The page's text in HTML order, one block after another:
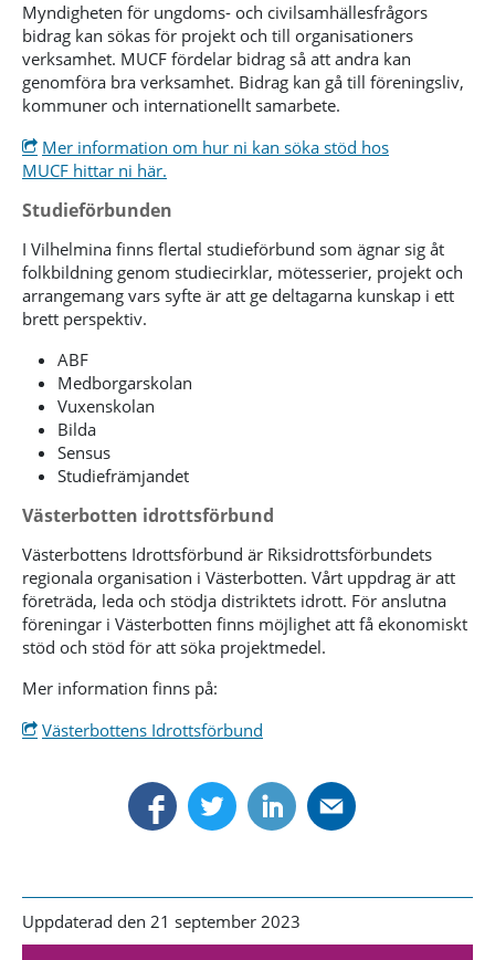
Myndigheten för ungdoms- och civilsamhällesfrågors
bidrag kan sökas för projekt och till organisationers
verksamhet. MUCF fördelar bidrag så att andra kan
genomföra bra verksamhet. Bidrag kan gå till föreningsliv,
kommuner och internationellt samarbete.
Mer information om hur ni kan söka stöd hos
MUCF hittar ni här.
Studieförbunden
I Vilhelmina finns flertal studieförbund som ägnar sig åt
folkbildning genom studiecirklar, mötesserier, projekt och
arrangemang vars syfte är att ge deltagarna kunskap i ett
brett perspektiv.
ABF
Medborgarskolan
Vuxenskolan
Bilda
Sensus
Studiefrämjandet
Västerbotten idrottsförbund
Västerbottens Idrottsförbund är Riksidrottsförbundets
regionala organisation i Västerbotten. Vårt uppdrag är att
företräda, leda och stödja distriktets idrott. För anslutna
föreningar i Västerbotten finns möjlighet att få ekonomiskt
stöd och stöd för att söka projektmedel.
Mer information finns på:
Västerbottens Idrottsförbund
Uppdaterad den 21 september 2023